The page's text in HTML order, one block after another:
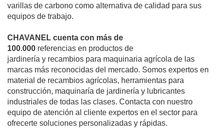
varillas de carbono como alternativa de calidad para sus
equipos de trabajo.
CHAVANEL cuenta con más de
100.000 referencias en productos de
jardinería y recambios para maquinaria agrícola de las
marcas más reconocidas del mercado. Somos expertos en
material de recambios agrícolas, herramientas para
construcción, maquinaría de jardinería y lubricantes
industriales de todas las clases. Contacta con nuestro
equipo de atención al cliente expertos en el sector para
ofrecerte soluciones personalizadas y rápidas.